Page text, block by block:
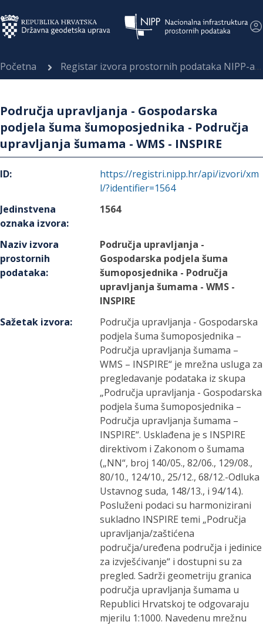
Početna Registar izvora prostornih podataka NIPP-a
Područja upravljanja - Gospodarska
podjela šuma šumoposjednika - Područja
upravljanja šumama - WMS - INSPIRE
ID:
https://registri.nipp.hr/api/izvori/xm
l/?identifier=1564
Jedinstvena
oznaka izvora:
1564
Naziv izvora
prostornih
podataka:
Područja upravljanja -
Gospodarska podjela šuma
šumoposjednika - Područja
upravljanja šumama - WMS -
INSPIRE
Sažetak izvora:
Područja upravljanja - Gospodarska
podjela šuma šumoposjednika –
Područja upravljanja šumama –
WMS – INSPIRE“ je mrežna usluga za
pregledavanje podataka iz skupa
„Područja upravljanja - Gospodarska
podjela šuma šumoposjednika –
Područja upravljanja šumama –
INSPIRE“. Usklađena je s INSPIRE
direktivom i Zakonom o šumama
(„NN“, broj 140/05., 82/06., 129/08.,
80/10., 124/10., 25/12., 68/12.-Odluka
Ustavnog suda, 148/13., i 94/14.).
Posluženi podaci su harmonizirani
sukladno INSPIRE temi „Područja
upravljanja/zaštićena
područja/uređena područja i jedinice
za izvješćivanje“ i dostupni su za
pregled. Sadrži geometriju granica
područja upravljanja šumama u
Republici Hrvatskoj te odgovaraju
mjerilu 1:1000. Navedenu mrežnu